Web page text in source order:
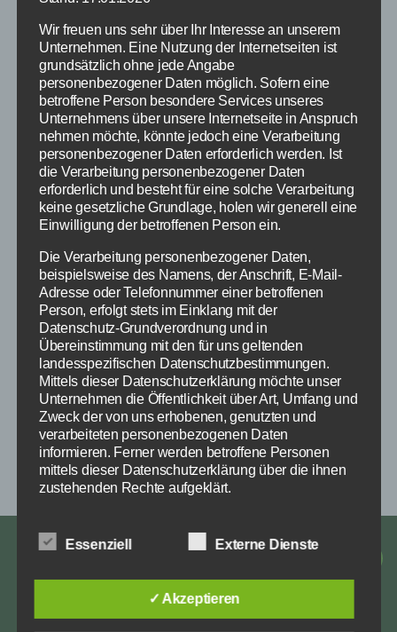
Hallenbelegungsplan RuF (6)
HERUNTERLADEN
Impressum
Datenschutz
E-
Wir freuen uns sehr über Ihr Interesse an unserem
Unternehmen. Eine Nutzung der Internetseiten ist
grundsätzlich ohne jede Angabe
personenbezogener Daten möglich. Sofern eine
betroffene Person besondere Services unseres
Unternehmens über unsere Internetseite in Anspruch
nehmen möchte, könnte jedoch eine Verarbeitung
personenbezogener Daten erforderlich werden. Ist
die Verarbeitung personenbezogener Daten
erforderlich und besteht für eine solche Verarbeitung
keine gesetzliche Grundlage, holen wir generell eine
Einwilligung der betroffenen Person ein.
Die Verarbeitung personenbezogener Daten,
beispielsweise des Namens, der Anschrift, E-Mail-
Adresse oder Telefonnummer einer betroffenen
Person, erfolgt stets im Einklang mit der
Datenschutz-Grundverordnung und in
Übereinstimmung mit den für uns geltenden
landesspezifischen Datenschutzbestimmungen.
Mittels dieser Datenschutzerklärung möchte unser
Unternehmen die Öffentlichkeit über Art, Umfang und
Zweck der von uns erhobenen, genutzten und
verarbeiteten personenbezogenen Daten
informieren. Ferner werden betroffene Personen
mittels dieser Datenschutzerklärung über die ihnen
zustehenden Rechte aufgeklärt.
zahlreiche technische und organisatorische
Maßnahmen umgesetzt, um einen möglichst
verarbeiteten personenbezogenen Daten
sicherzustellen. Dennoch können Internetbasierte
Essenziell Externe Dienste
✓ Akzeptieren